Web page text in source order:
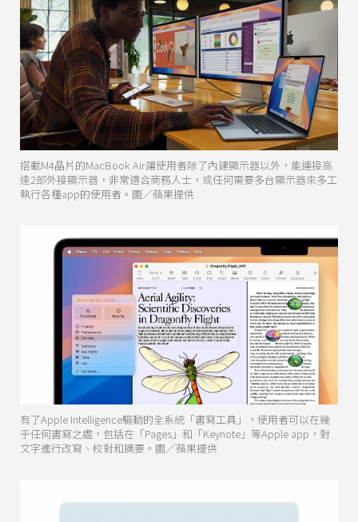
搭載M4晶片的MacBook Air讓使用者除了內建顯示器以外，能連接高
達2部外接顯示器，非常適合商務人士，或任何需要多台顯示器來多工
執行各種app的使用者。圖／蘋果提供
有了Apple Intelligence驅動的全系統「書寫工具」，使用者可以在幾
乎任何書寫之處，包括在「Pages」和「Keynote」等Apple app，對
文字進行改寫、校對和摘要。圖／蘋果提供